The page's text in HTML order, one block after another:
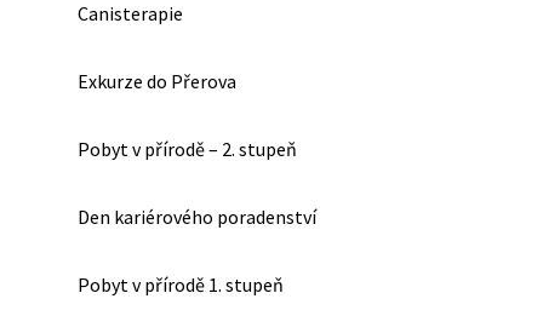
Canisterapie
Exkurze do Přerova
Pobyt v přírodě – 2. stupeň
Den kariérového poradenství
Pobyt v přírodě 1. stupeň